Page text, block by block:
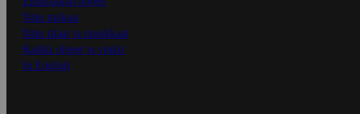
Näin maksat
Näin tilaat ja muokkaat
Kaikki ohjeet ja vinkit
In English